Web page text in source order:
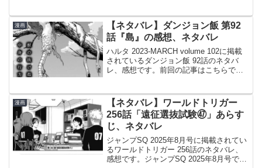
レに到着、「地鳴らし」開始アニ、戦意
喪失アニは自分...
漫画
【ネタバレ】ダンジョン飯 第92
話『島』の感想、ネタバレ
ハルタ 2023-MARCH volume 102に掲載
されているダンジョン飯 92話のネタバ
レ、感想です。前回の記事はこちらで
出© 九井諒子 ダンジョン飯 92話より...
漫画
【ネタバレ】ワールドトリガー
256話「遠征選抜試験㊼」あらす
じ、ネタバレ
ジャンプSQ 2025年8月号に掲載されてい
るワールドトリガー 256話のネタバレ、
感想です。ジャンプSQ 2025年8月号では